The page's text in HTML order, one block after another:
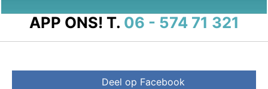
APP ONS! T. 06 - 574 71 321
Deel op Facebook